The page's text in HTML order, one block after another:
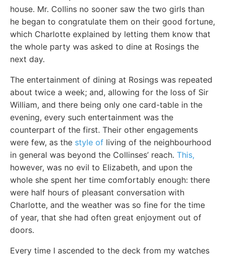
house. Mr. Collins no sooner saw the two girls than
he began to congratulate them on their good fortune,
which Charlotte explained by letting them know that
the whole party was asked to dine at Rosings the
next day.
The entertainment of dining at Rosings was repeated
about twice a week; and, allowing for the loss of Sir
William, and there being only one card-table in the
evening, every such entertainment was the
counterpart of the first. Their other engagements
were few, as the style of living of the neighbourhood
in general was beyond the Collinses’ reach. This,
however, was no evil to Elizabeth, and upon the
whole she spent her time comfortably enough: there
were half hours of pleasant conversation with
Charlotte, and the weather was so fine for the time
of year, that she had often great enjoyment out of
doors.
Every time I ascended to the deck from my watches